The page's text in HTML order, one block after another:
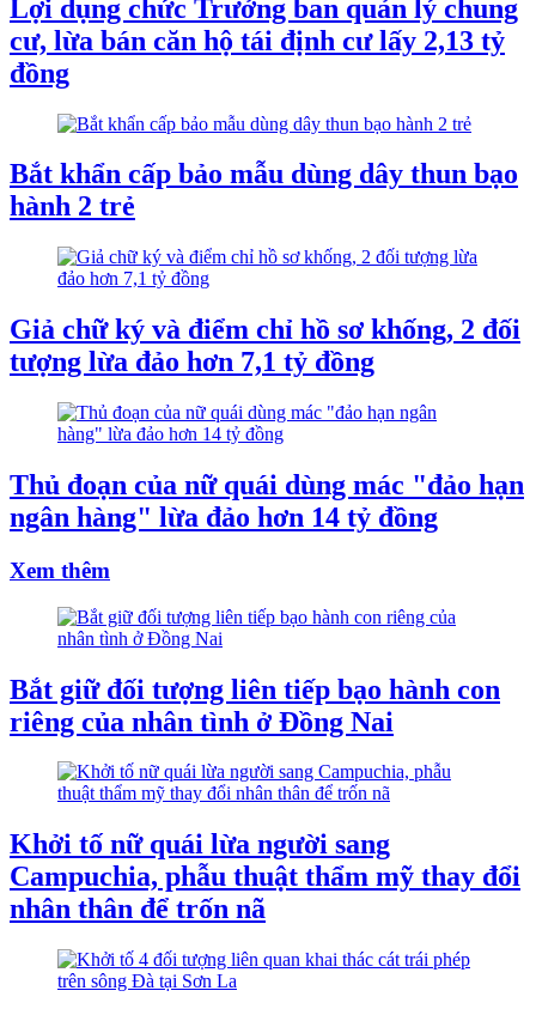
Lợi dụng chức Trưởng ban quản lý chung
cư, lừa bán căn hộ tái định cư lấy 2,13 tỷ
đồng
Bắt khẩn cấp bảo mẫu dùng dây thun bạo
hành 2 trẻ
Giả chữ ký và điểm chỉ hồ sơ khống, 2 đối
tượng lừa đảo hơn 7,1 tỷ đồng
Thủ đoạn của nữ quái dùng mác "đảo hạn
ngân hàng" lừa đảo hơn 14 tỷ đồng
Xem thêm
Bắt giữ đối tượng liên tiếp bạo hành con
riêng của nhân tình ở Đồng Nai
Khởi tố nữ quái lừa người sang
Campuchia, phẫu thuật thẩm mỹ thay đổi
nhân thân để trốn nã